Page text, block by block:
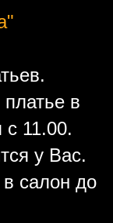
в
11.00.
у Вас.
салон до